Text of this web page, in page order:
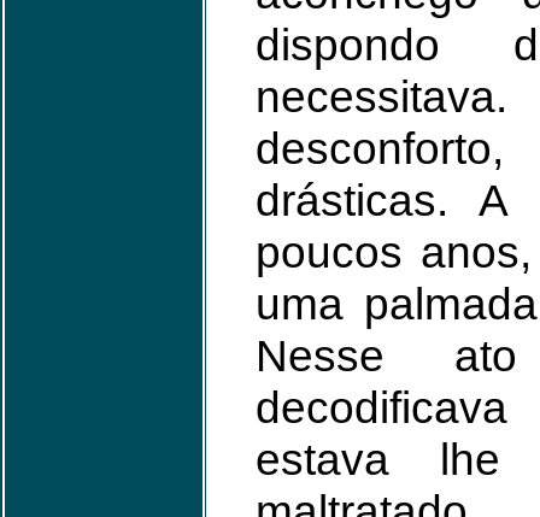
dispondo
drásticas. A
poucos
uma
Nesse
estava lhe